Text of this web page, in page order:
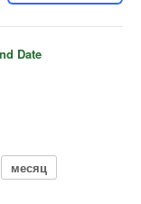
Date
месяц